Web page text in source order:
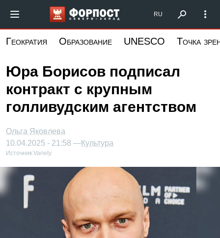
основному
Форпост Северо-Запад
RU
Геократия Образование UNESCO Точка
Юра Борисов подписал
контракт с крупным
голливудским агентством
Ольга Яковлева
10.04.2025 - 21:58 —Культура
Источник:Variety